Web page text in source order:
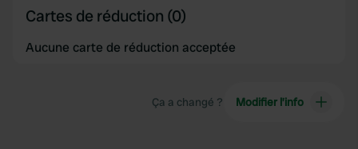
Cartes de réduction (0)
Aucune carte de réduction acceptée
Ça a changé ? Modifier l’info